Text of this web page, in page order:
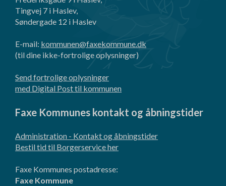
Tingvej 7 i Haslev,
Søndergade 12 i Haslev
E-mail: kommunen@faxekommune.dk
(til dine ikke-fortrolige oplysninger)
Send fortrolige oplysninger
med Digital Post til kommunen
Faxe Kommunes kontakt og åbningstider
Administration - Kontakt og åbningstider
Bestil tid til Borgerservice her
Faxe Kommunes postadresse:
Faxe Kommune